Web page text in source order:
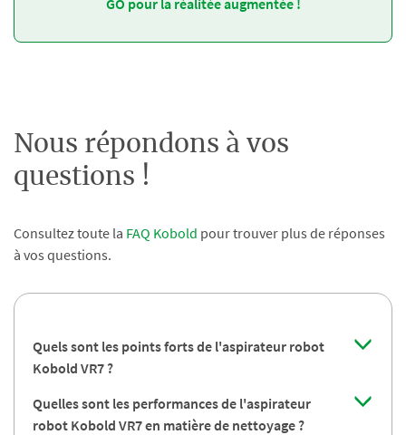
Nous répondons à vos
questions !
Consultez toute la FAQ Kobold pour trouver plus de réponses
à vos questions.
Quels sont les points forts de l'aspirateur robot
Kobold VR7 ?
Quelles sont les performances de l'aspirateur
robot Kobold VR7 en matière de nettoyage ?